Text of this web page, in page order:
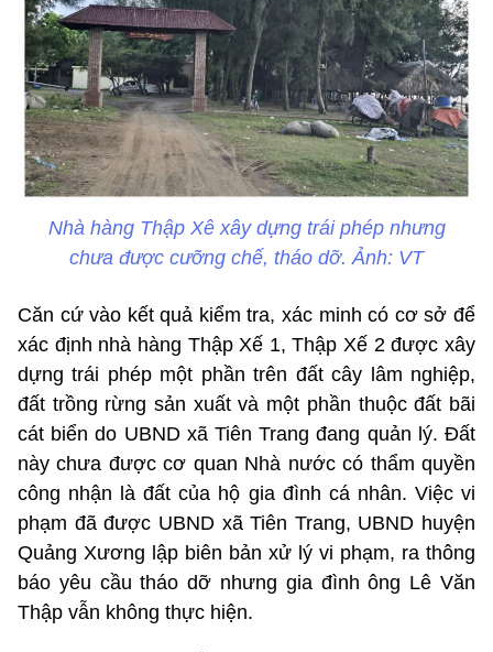
Nhà hàng Thập Xê xây dựng trái phép nhưng
chưa được cưỡng chế, tháo dỡ. Ảnh: VT
Căn cứ vào kết quả kiểm tra, xác minh có cơ sở để
xác định nhà hàng Thập Xế 1, Thập Xế 2 được xây
dựng trái phép một phần trên đất cây lâm nghiệp,
đất trồng rừng sản xuất và một phần thuộc đất bãi
cát biển do UBND xã Tiên Trang đang quản lý. Đất
này chưa được cơ quan Nhà nước có thẩm quyền
công nhận là đất của hộ gia đình cá nhân. Việc vi
phạm đã được UBND xã Tiên Trang, UBND huyện
Quảng Xương lập biên bản xử lý vi phạm, ra thông
báo yêu cầu tháo dỡ nhưng gia đình ông Lê Văn
Thập vẫn không thực hiện.